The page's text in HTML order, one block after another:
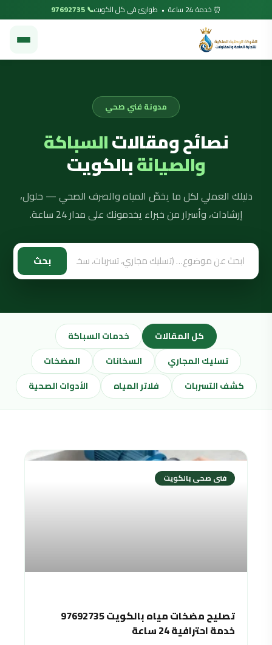
⏰ خدمة 24 ساعة • طوارئ في كل الكويت 📞 97692735
مدونة فني صحي
نصائح ومقالاتالسباكة
والصيانةبالكويت
دليلك العملي لكل ما يخصّ المياه والصرف الصحي — حلول،
إرشادات، وأسرار من خبراء يخدمونك على مدار 24 ساعة.
بحث
كل المقالات
خدمات السباكة
تسليك المجاري
السخانات
المضخات
كشف التسربات
فلاتر المياه الأدوات الصحية
فنى صحى بالكويت
تصليح مضخات مياه بالكويت 97692735
خدمة احترافية 24 ساعة